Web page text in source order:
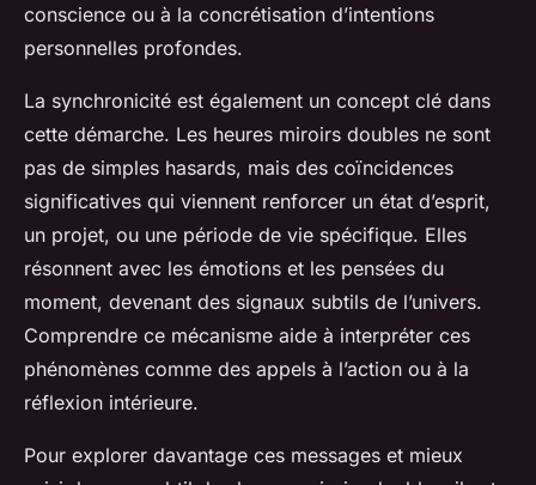
conscience ou à la concrétisation d’intentions
personnelles profondes.
La synchronicité est également un concept clé dans
cette démarche. Les heures miroirs doubles ne sont
pas de simples hasards, mais des coïncidences
significatives qui viennent renforcer un état d’esprit,
un projet, ou une période de vie spécifique. Elles
résonnent avec les émotions et les pensées du
moment, devenant des signaux subtils de l’univers.
Comprendre ce mécanisme aide à interpréter ces
phénomènes comme des appels à l’action ou à la
réflexion intérieure.
Pour explorer davantage ces messages et mieux